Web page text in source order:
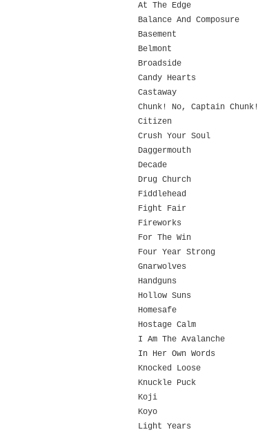
At The Edge
Balance And Composure
Basement
Belmont
Broadside
Candy Hearts
Castaway
Chunk! No, Captain Chunk!
Citizen
Crush Your Soul
Daggermouth
Decade
Drug Church
Fiddlehead
Fight Fair
Fireworks
For The Win
Four Year Strong
Gnarwolves
Handguns
Hollow Suns
Homesafe
Hostage Calm
I Am The Avalanche
In Her Own Words
Knocked Loose
Knuckle Puck
Koji
Koyo
Light Years